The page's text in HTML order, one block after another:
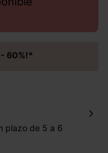
- 60%!*
plazo de 5 a 6